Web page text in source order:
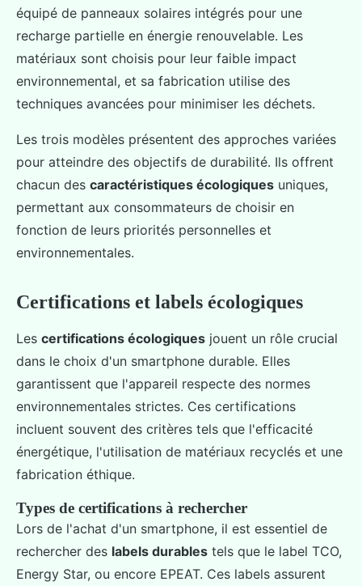
équipé de panneaux solaires intégrés pour une
recharge partielle en énergie renouvelable. Les
matériaux sont choisis pour leur faible impact
environnemental, et sa fabrication utilise des
techniques avancées pour minimiser les déchets.
Les trois modèles présentent des approches variées
pour atteindre des objectifs de durabilité. Ils offrent
chacun des caractéristiques écologiques uniques,
permettant aux consommateurs de choisir en
fonction de leurs priorités personnelles et
environnementales.
Certifications et labels écologiques
Les certifications écologiques jouent un rôle crucial
dans le choix d'un smartphone durable. Elles
garantissent que l'appareil respecte des normes
environnementales strictes. Ces certifications
incluent souvent des critères tels que l'efficacité
énergétique, l'utilisation de matériaux recyclés et une
fabrication éthique.
Types de certifications à rechercher
Lors de l'achat d'un smartphone, il est essentiel de
rechercher des labels durables tels que le label TCO,
Energy Star, ou encore EPEAT. Ces labels assurent